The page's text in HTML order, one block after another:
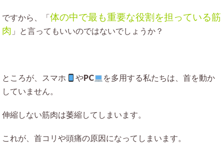
ですから、「体の中で最も重要な役割を担っている筋
肉 」と言ってもいいのではないでしょうか？
ところが、スマホ やPC
を多用する私たちは、首を動か
していません。
伸縮しない筋肉は萎縮してしまいます。
これが、首コリや頭痛の原因になってしまいます。